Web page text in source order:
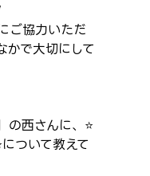
ご協力いただ
かで大切にして
西さんに、⭐️
ついて教えて